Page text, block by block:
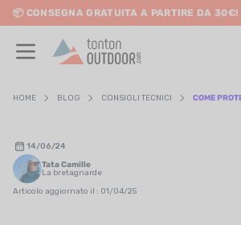
content
📦 CONSEGNA GRATUITA A PARTIRE DA 30€!
HOME BLOG CONSIGLI TECNICI COME
14/06/24
Tata Camille
La bretagnarde
Articolo aggiornato il : 01/04/25